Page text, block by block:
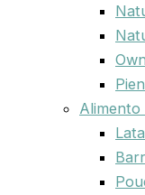
Alimento